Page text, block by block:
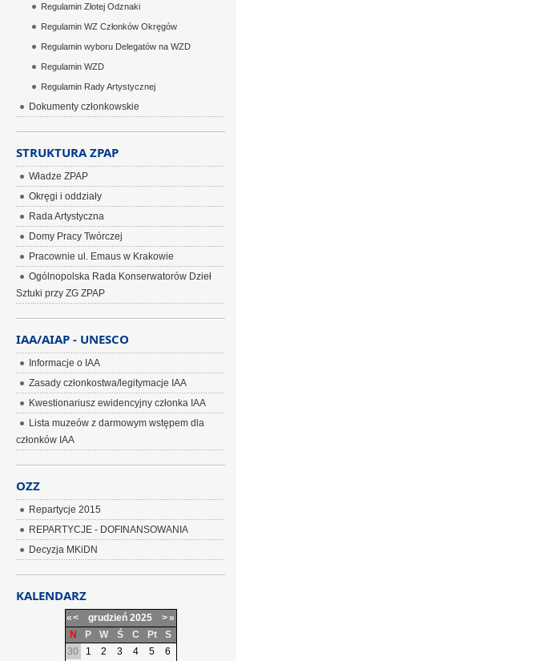
Regulamin Złotej Odznaki
Regulamin WZ Członków Okręgów
Regulamin wyboru Delegatów na WZD
Regulamin WZD
Regulamin Rady Artystycznej
Dokumenty członkowskie
STRUKTURA ZPAP
Władze ZPAP
Okręgi i oddziały
Rada Artystyczna
Domy Pracy Twórczej
Pracownie ul. Emaus w Krakowie
Ogólnopolska Rada Konserwatorów Dzieł
Sztuki przy ZG ZPAP
IAA/AIAP - UNESCO
Informacje o IAA
Zasady członkostwa/legitymacje IAA
Kwestionariusz ewidencyjny członka IAA
Lista muzeów z darmowym wstępem dla
członków IAA
OZZ
Repartycje 2015
REPARTYCJE - DOFINANSOWANIA
Decyzja MKiDN
KALENDARZ
«< grudzień 2025 >»
N
P W Ś C Pt
S
30
1 2 3 4 5
6